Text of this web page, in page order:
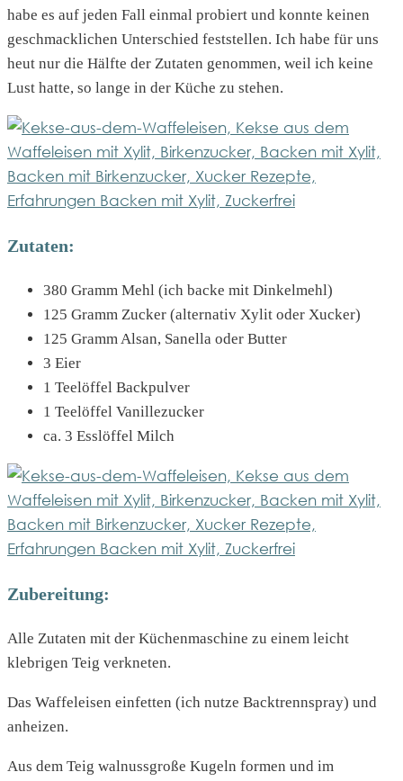
habe es auf jeden Fall einmal probiert und konnte keinen
geschmacklichen Unterschied feststellen. Ich habe für uns
heut nur die Hälfte der Zutaten genommen, weil ich keine
Lust hatte, so lange in der Küche zu stehen.
Zutaten:
380 Gramm Mehl (ich backe mit Dinkelmehl)
125 Gramm Zucker (alternativ Xylit oder Xucker)
125 Gramm Alsan, Sanella oder Butter
3 Eier
1 Teelöffel Backpulver
1 Teelöffel Vanillezucker
ca. 3 Esslöffel Milch
Zubereitung:
Alle Zutaten mit der Küchenmaschine zu einem leicht
klebrigen Teig verkneten.
Das Waffeleisen einfetten (ich nutze Backtrennspray) und
anheizen.
Aus dem Teig walnussgroße Kugeln formen und im